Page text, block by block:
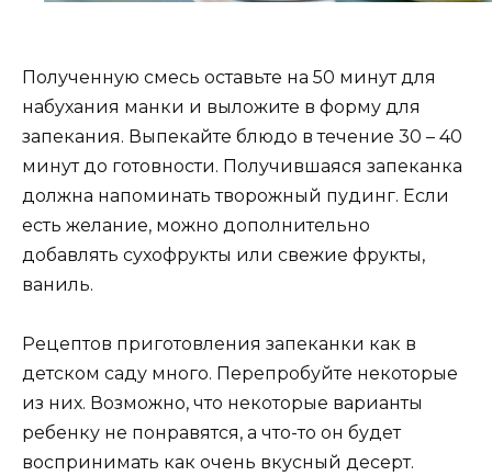
Полученную смесь оставьте на 50 минут для
набухания манки и выложите в форму для
запекания. Выпекайте блюдо в течение 30 – 40
минут до готовности. Получившаяся запеканка
должна напоминать творожный пудинг. Если
есть желание, можно дополнительно
добавлять сухофрукты или свежие фрукты,
ваниль.
Рецептов приготовления запеканки как в
детском саду много. Перепробуйте некоторые
из них. Возможно, что некоторые варианты
ребенку не понравятся, а что-то он будет
воспринимать как очень вкусный десерт.